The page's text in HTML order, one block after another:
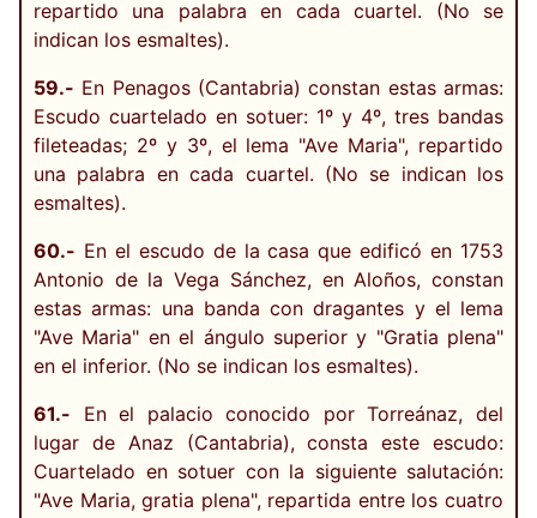
repartido una palabra en cada cuartel. (No se
indican los esmaltes).
59.- En Penagos (Cantabria) constan estas armas:
Escudo cuartelado en sotuer: 1º y 4º, tres bandas
fileteadas; 2º y 3º, el lema "Ave Maria", repartido
una palabra en cada cuartel. (No se indican los
esmaltes).
60.- En el escudo de la casa que edificó en 1753
Antonio de la Vega Sánchez, en Aloños, constan
estas armas: una banda con dragantes y el lema
"Ave Maria" en el ángulo superior y "Gratia plena"
en el inferior. (No se indican los esmaltes).
61.- En el palacio conocido por Torreánaz, del
lugar de Anaz (Cantabria), consta este escudo:
Cuartelado en sotuer con la siguiente salutación:
"Ave Maria, gratia plena", repartida entre los cuatro